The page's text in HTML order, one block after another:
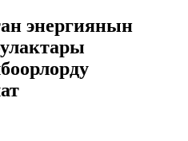
энергиянын